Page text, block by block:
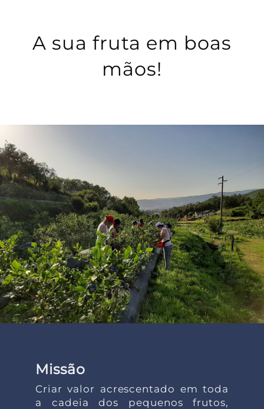
A sua fruta em boas
mãos!
Missão
Criar valor acrescentado em toda
a cadeia dos pequenos frutos,